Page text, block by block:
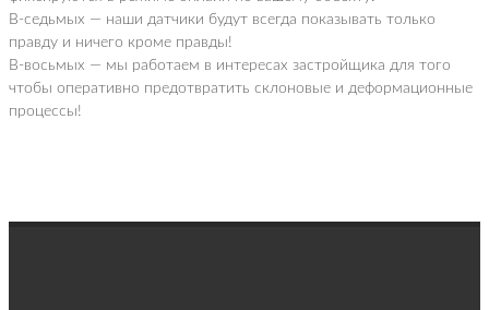
В-седьмых — наши датчики будут всегда показывать только
правду и ничего кроме правды!
В-восьмых — мы работаем в интересах застройщика для того
чтобы оперативно предотвратить склоновые и деформационные
процессы!